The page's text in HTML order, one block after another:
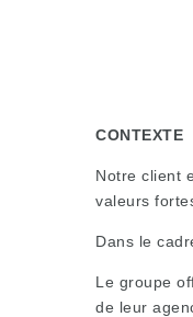
CONTEXTE
Notre client
valeurs
Dans le
Le groupe
de leur